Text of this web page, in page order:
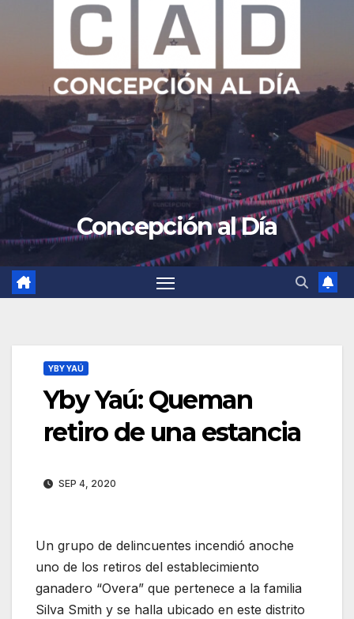
Concepción al Día
YBY YAÚ
Yby Yaú: Queman
retiro de una estancia
SEP 4, 2020
Un grupo de delincuentes incendió anoche
uno de los retiros del establecimiento
ganadero “Overa” que pertenece a la familia
Silva Smith y se halla ubicado en este distrito